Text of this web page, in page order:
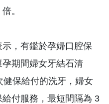
。
，有鑑於孕婦口腔保
期間婦女牙結石清
健保給付的洗牙，婦女
付服務，最短間隔為 3